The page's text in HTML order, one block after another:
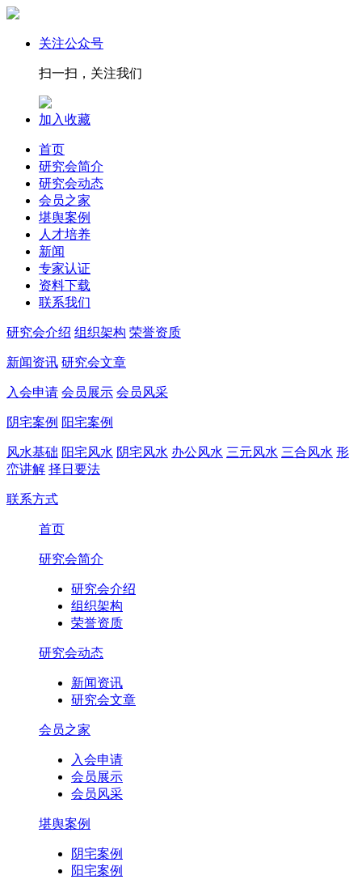
关注公众号
扫一扫，关注我们
加入收藏
首页
研究会简介
研究会动态
会员之家
堪舆案例
人才培养
新闻
专家认证
资料下载
联系我们
研究会介绍 组织架构 荣誉资质
新闻资讯 研究会文章
入会申请 会员展示 会员风采
阴宅案例 阳宅案例
风水基础 阳宅风水 阴宅风水 办公风水 三元风水 三合风水 形
峦讲解 择日要法
联系方式
首页
研究会简介
研究会介绍
组织架构
荣誉资质
研究会动态
新闻资讯
研究会文章
会员之家
入会申请
会员展示
会员风采
堪舆案例
阴宅案例
阳宅案例